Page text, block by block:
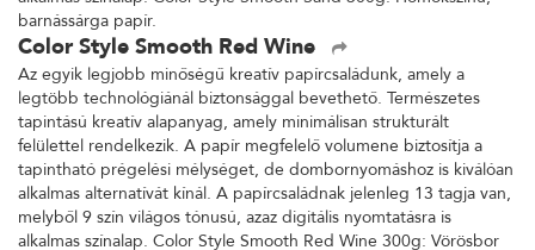
barnássárga papír.
Color Style Smooth Red Wine
Az egyik legjobb minőségű kreatív papírcsaládunk, amely a
legtöbb technológiánál biztonsággal bevethető. Természetes
tapintású kreatív alapanyag, amely minimálisan strukturált
felülettel rendelkezik. A papír megfelelő volumene biztosítja a
tapintható prégelési mélységet, de dombornyomáshoz is kiválóan
alkalmas alternatívát kínál. A papírcsaládnak jelenleg 13 tagja van,
melyből 9 szín világos tónusú, azaz digitális nyomtatásra is
alkalmas színalap. Color Style Smooth Red Wine 300g: Vörösbor